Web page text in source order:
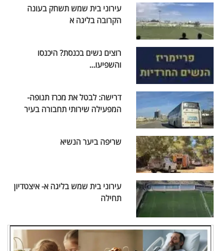
עירוני בית שמש תשחק בעונה
הקרובה בליגה א
רוצים נשים בכנסת? היכנסו
והשפיעו...
דרישה: לבטל את מכרז תנופה-
המפעילה שירותי תחבורה בעיר
שריפה ביער הנשיא
עירוני בית שמש בליגה א- איצטדיון
תחילה